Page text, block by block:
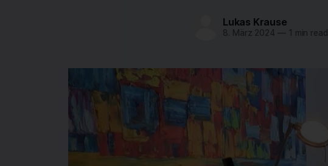
Lukas Krause
8. März 2024 —1 min read